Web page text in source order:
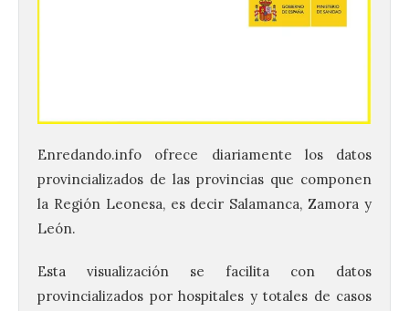
Enredando.info ofrece diariamente los datos
provincializados de las provincias que componen
la Región Leonesa, es decir Salamanca, Zamora y
León.
Esta visualización se facilita con datos
provincializados por hospitales y totales de casos